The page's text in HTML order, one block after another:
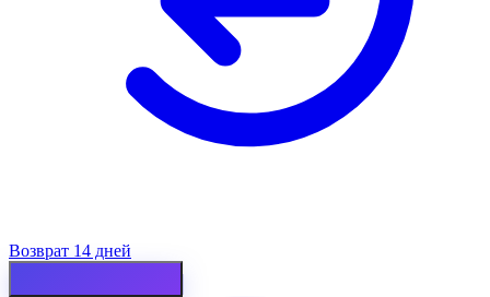
Возврат 14 дней